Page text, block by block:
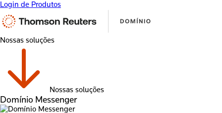
Login de Produtos
Nossas soluções
Nossas soluções
Domínio Messenger